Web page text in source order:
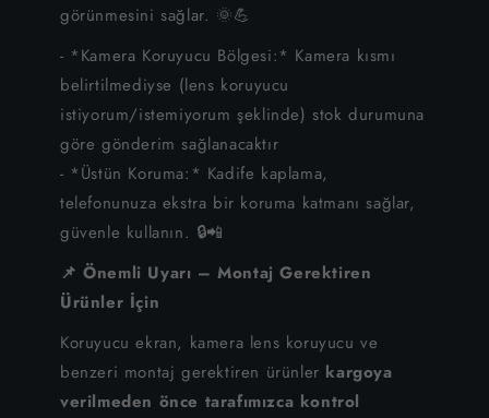
iPhone 6S
iPhone 6
iPhone SE
görünmesini sağlar. 🌞💪
- *Kamera Koruyucu Bölgesi:* Kamera kısmı
belirtilmediyse (lens koruyucu
istiyorum/istemiyorum şeklinde) stok durumuna
göre gönderim sağlanacaktır
- *Üstün Koruma:* Kadife kaplama,
telefonunuza ekstra bir koruma katmanı sağlar,
güvenle kullanın. 🔒📲
📌 Önemli Uyarı – Montaj Gerektiren
Ürünler İçin
Koruyucu ekran, kamera lens koruyucu ve
benzeri montaj gerektiren ürünler kargoya
verilmeden önce tarafımızca kontrol